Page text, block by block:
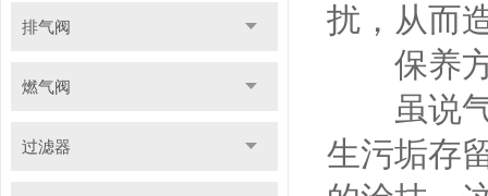
排气阀
燃气阀
过滤器
扰，从而
保养方
虽说气
生污垢存